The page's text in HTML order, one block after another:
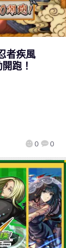
者疾風
跑！
0 0